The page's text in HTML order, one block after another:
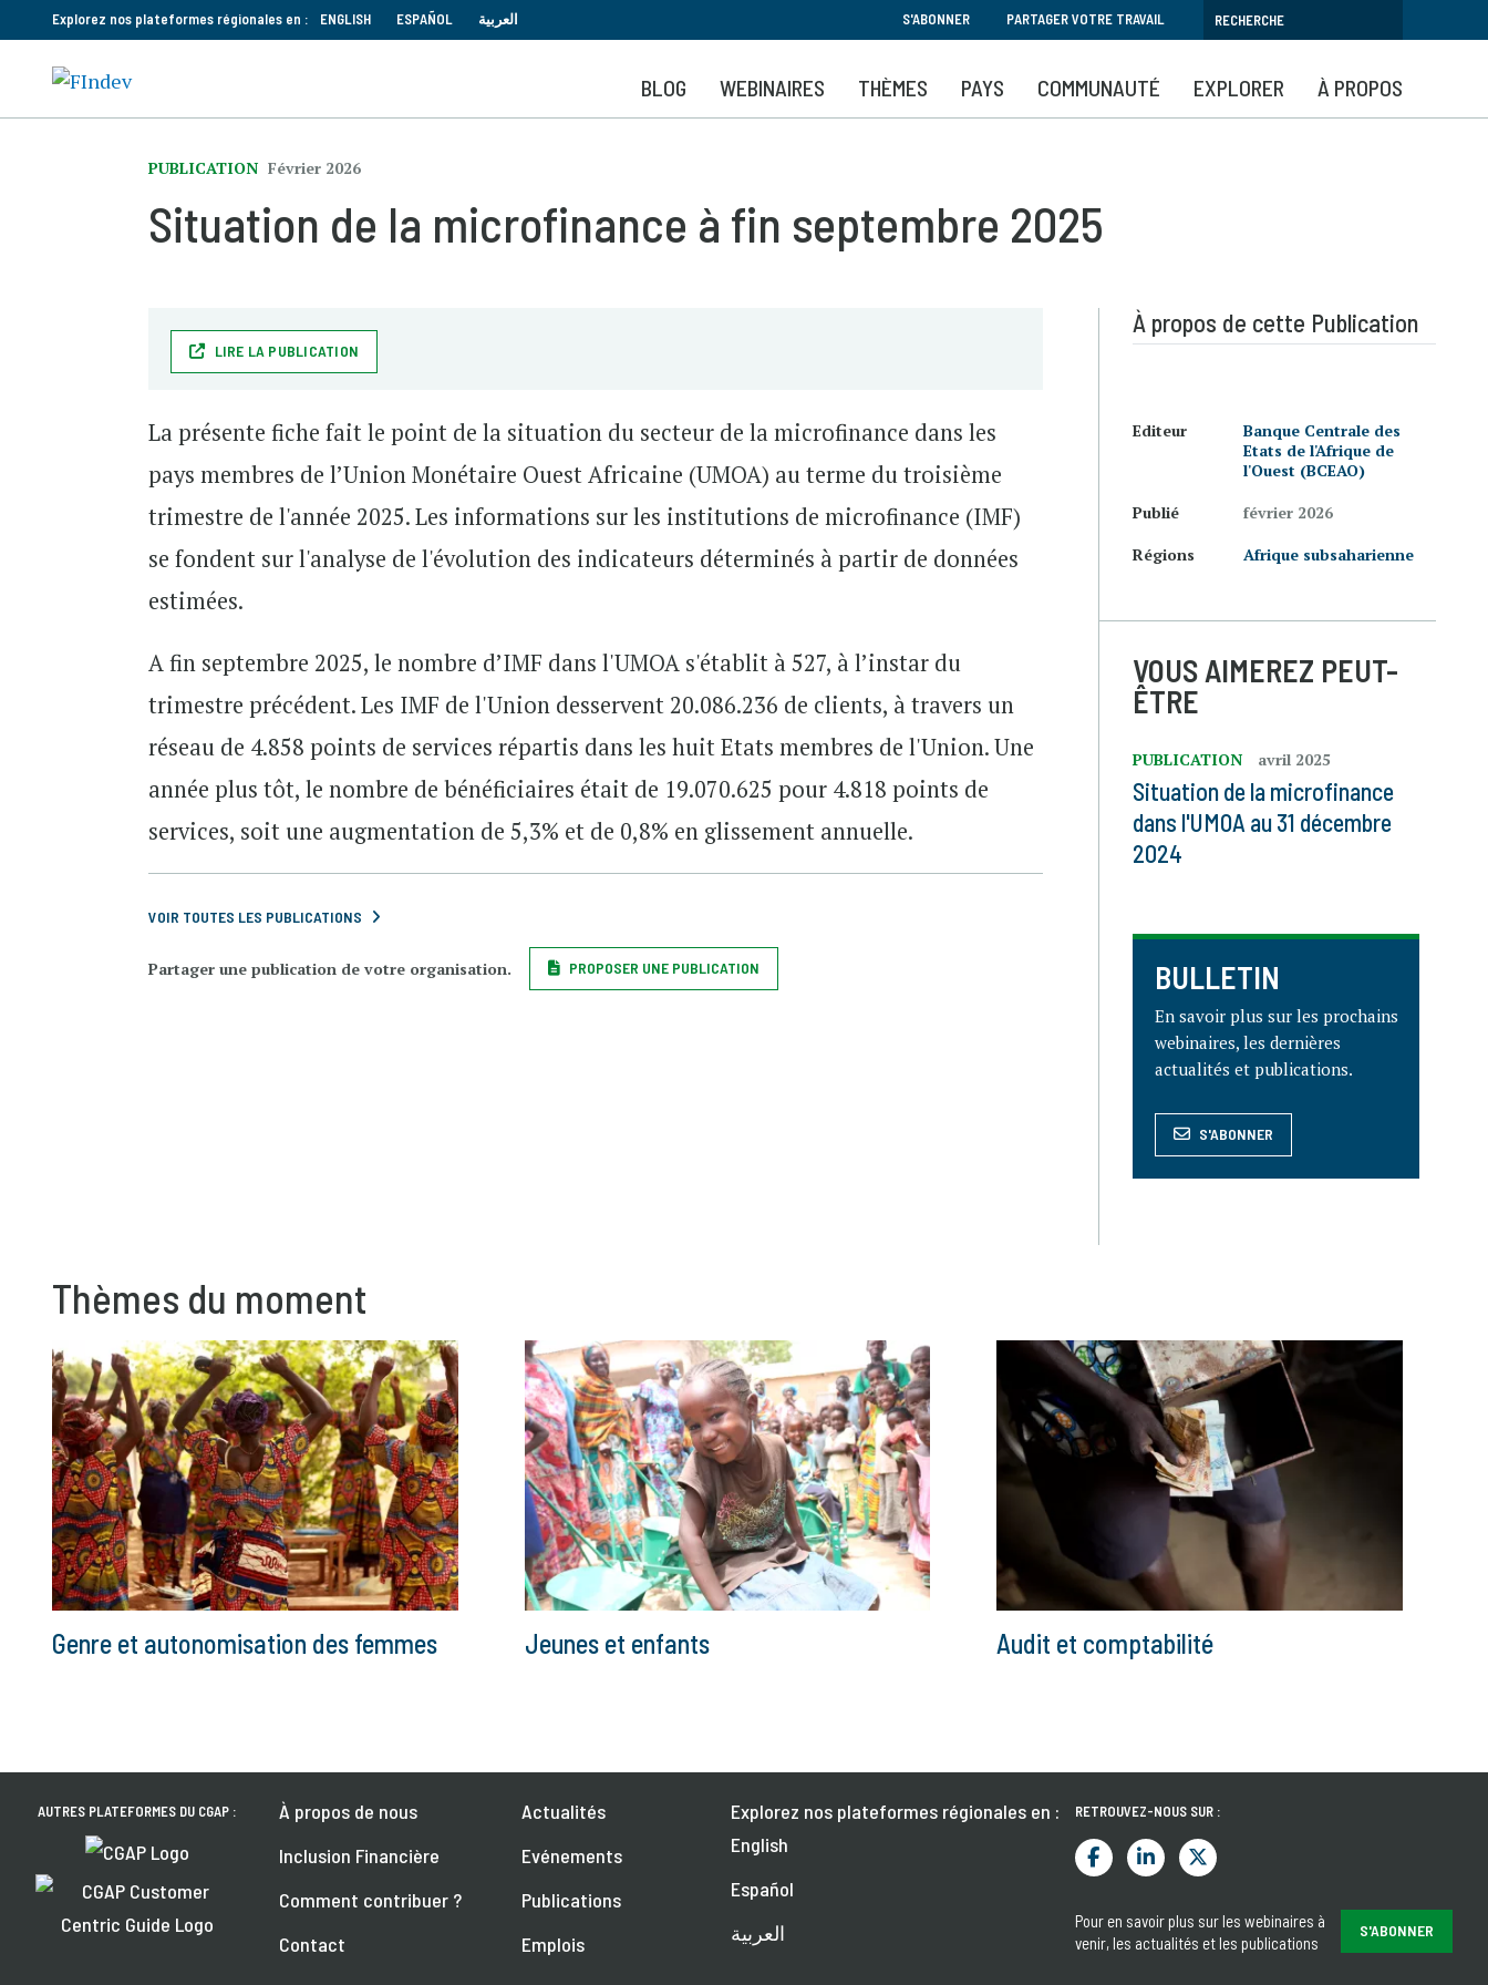
au
contenu
principal
Explorez nos plateformes régionales en : ENGLISH ESPAÑOL العربية S'ABONNER PARTAGER VOTRE TRAVAIL
BLOG WEBINAIRES THÈMES PAYS COMMUNAUTÉ EXPLORER À PROPOS
PUBLICATION Février 2026
Situation de la microfinance à fin septembre 2025
LIRE LA PUBLICATION
La présente fiche fait le point de la situation du secteur de la microfinance dans les
pays membres de l’Union Monétaire Ouest Africaine (UMOA) au terme du troisième
trimestre de l'année 2025. Les informations sur les institutions de microfinance (IMF)
se fondent sur l'analyse de l'évolution des indicateurs déterminés à partir de données
estimées.
A fin septembre 2025, le nombre d’IMF dans l'UMOA s'établit à 527, à l’instar du
trimestre précédent. Les IMF de l'Union desservent 20.086.236 de clients, à travers un
réseau de 4.858 points de services répartis dans les huit Etats membres de l'Union. Une
année plus tôt, le nombre de bénéficiaires était de 19.070.625 pour 4.818 points de
services, soit une augmentation de 5,3% et de 0,8% en glissement annuelle.
VOIR TOUTES LES PUBLICATIONS
Partager une publication de votre organisation. PROPOSER UNE PUBLICATION
À propos de cette Publication
Editeur
Banque Centrale des
Etats de l'Afrique de
l'Ouest (BCEAO)
Publié
février 2026
Régions
Afrique subsaharienne
VOUS AIMEREZ PEUT-
ÊTRE
PUBLICATION avril 2025
Situation de la microfinance
dans l'UMOA au 31 décembre
2024
BULLETIN
En savoir plus sur les prochains
webinaires, les dernières
actualités et publications.
S'ABONNER
Thèmes du moment
Genre et autonomisation des femmes Jeunes et enfants Audit et comptabilité
AUTRES PLATEFORMES DU CGAP :
À propos de nous
Inclusion Financière
Comment contribuer ?
Contact
Actualités
Evénements
Publications
Emplois
Explorez nos plateformes régionales en :
English
Español
العربية
RETROUVEZ-NOUS SUR :
Pour en savoir plus sur les webinaires à
venir, les actualités et les publications
S'ABONNER